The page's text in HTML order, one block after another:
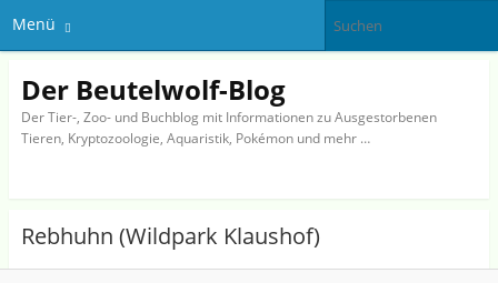
Menü
Der Beutelwolf-Blog
Der Tier-, Zoo- und Buchblog mit Informationen zu Ausgestorbenen
Tieren, Kryptozoologie, Aquaristik, Pokémon und mehr …
Rebhuhn (Wildpark Klaushof)